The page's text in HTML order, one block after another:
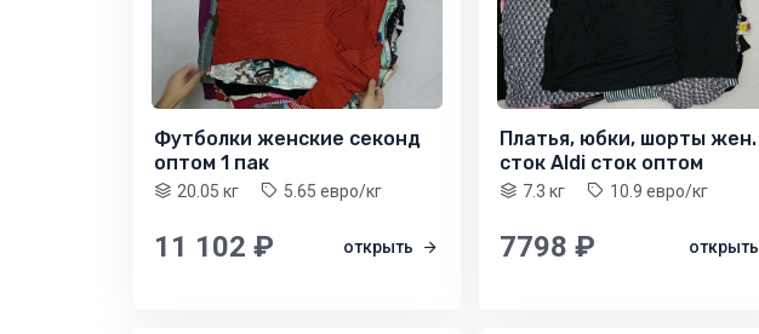
Футболки женские секонд
оптом 1 пак
20.05 кг 5.65 евро/кг
11 102 ₽ открыть
Платья, юбки, шорты жен.
сток Aldi сток оптом
7.3 кг 10.9 евро/кг
7798 ₽ открыть